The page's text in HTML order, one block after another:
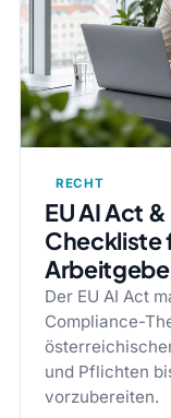
RECHT
EU AI Act
Checkliste
Der EU AI Act
Compliance-
und Pflichten
vorzubereiten.